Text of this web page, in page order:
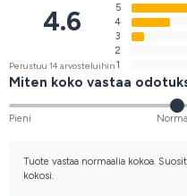
4.6
Perustuu 14 arvosteluihin
5
4
3
2
1
Miten koko vastaa
Pieni
Tuote vastaa normaalia kokoa.
kokosi.